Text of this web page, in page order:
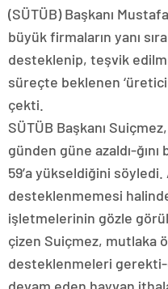
(SÜTÜB) Başkanı
büyük firmaların yanı
desteklenip, teşvik
süreçte beklenen ‘üretici
çekti.
SÜTÜB Başkanı
günden güne azaldı-
59’a yükseldiğini
desteklenmemesi
işletmelerinin gözle
çizen Suiçmez, mutlaka
desteklenmeleri gerekti-